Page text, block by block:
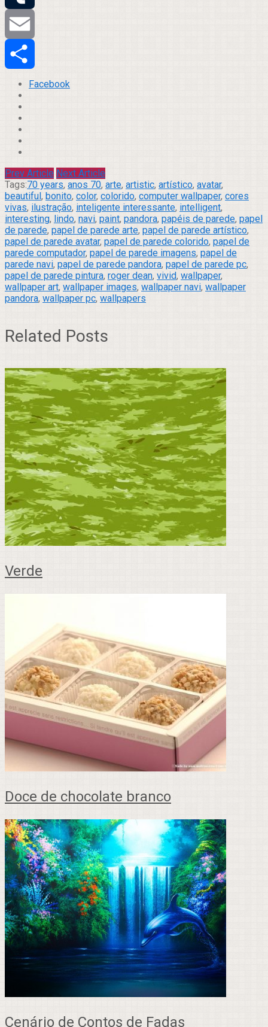
Tumblr
Email
Compartilhar
Facebook
Prev Article Next Article
Tags:70 years, anos 70, arte, artistic, artístico, avatar,
beautiful, bonito, color, colorido, computer wallpaper, cores
vivas, ilustração, inteligente interessante, intelligent,
interesting, lindo, navi, paint, pandora, papéis de parede, papel
de parede, papel de parede arte, papel de parede artístico,
papel de parede avatar, papel de parede colorido, papel de
parede computador, papel de parede imagens, papel de
parede navi, papel de parede pandora, papel de parede pc,
papel de parede pintura, roger dean, vivid, wallpaper,
wallpaper art, wallpaper images, wallpaper navi, wallpaper
pandora, wallpaper pc, wallpapers
Related Posts
Verde
Doce de chocolate branco
Cenário de Contos de Fadas